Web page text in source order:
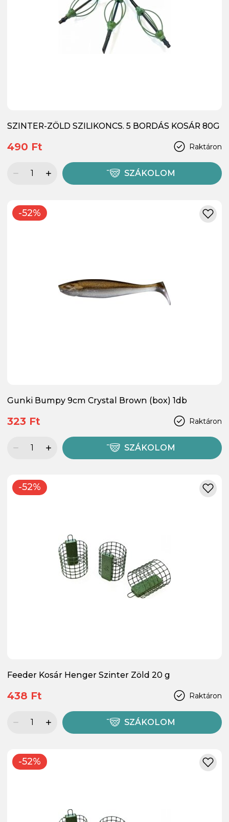
SZINTER-ZÖLD SZILIKONCS. 5 BORDÁS KOSÁR 80G
Raktáron
490 Ft
SZÁKOLOM
-52%
Gunki Bumpy 9cm Crystal Brown (box) 1db
Raktáron
323 Ft
SZÁKOLOM
-52%
Feeder Kosár Henger Szinter Zöld 20 g
Raktáron
438 Ft
SZÁKOLOM
-52%